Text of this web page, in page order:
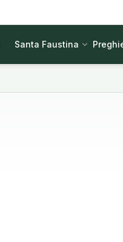
Santa Faustina